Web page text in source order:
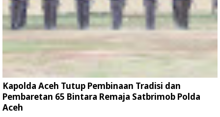
Kapolda Aceh Tutup Pembinaan Tradisi dan
Pembaretan 65 Bintara Remaja Satbrimob Polda
Aceh